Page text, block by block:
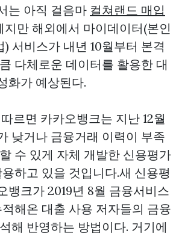
는 아직 걸음마 컬쳐랜드 매입
지만 해외에서 마이데이터(본인
서비스가 내년 10월부터 본격
다체로운 데이터를 활용한 대
화가 예상된다.
르면 카카오뱅크는 지난 12월
낮거나 금융거래 이력이 부족
수 있게 자체 개발한 신용평가
하고 있을 것입니다.새 신용평
뱅크가 2019년 8월 금융서비스
해온 대출 사용 저자들의 금융
해 반영하는 방법이다. 거기에